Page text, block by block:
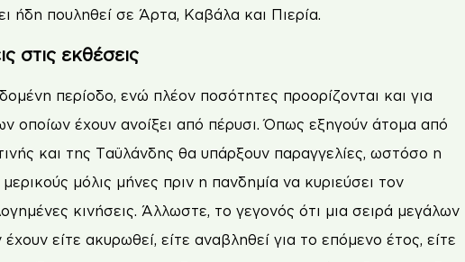
ήδη πουληθεί σε Άρτα, Καβάλα και Πιερία.
στις εκθέσεις
περίοδο, ενώ πλέον ποσότητες προορίζονται και για
οποίων έχουν ανοίξει από πέρυσι. Όπως εξηγούν άτοµα από
και της Ταϋλάνδης θα υπάρξουν παραγγελίες, ωστόσο η
µόλις µήνες πριν η πανδηµία να κυριεύσει τον
κινήσεις. Άλλωστε, το γεγονός ότι µια σειρά µεγάλων
είτε ακυρωθεί, είτε αναβληθεί για το επόµενο έτος, είτε